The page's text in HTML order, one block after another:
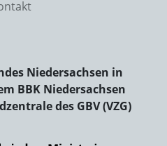
Niedersachsen in
BBK Niedersachsen
des GBV (VZG)